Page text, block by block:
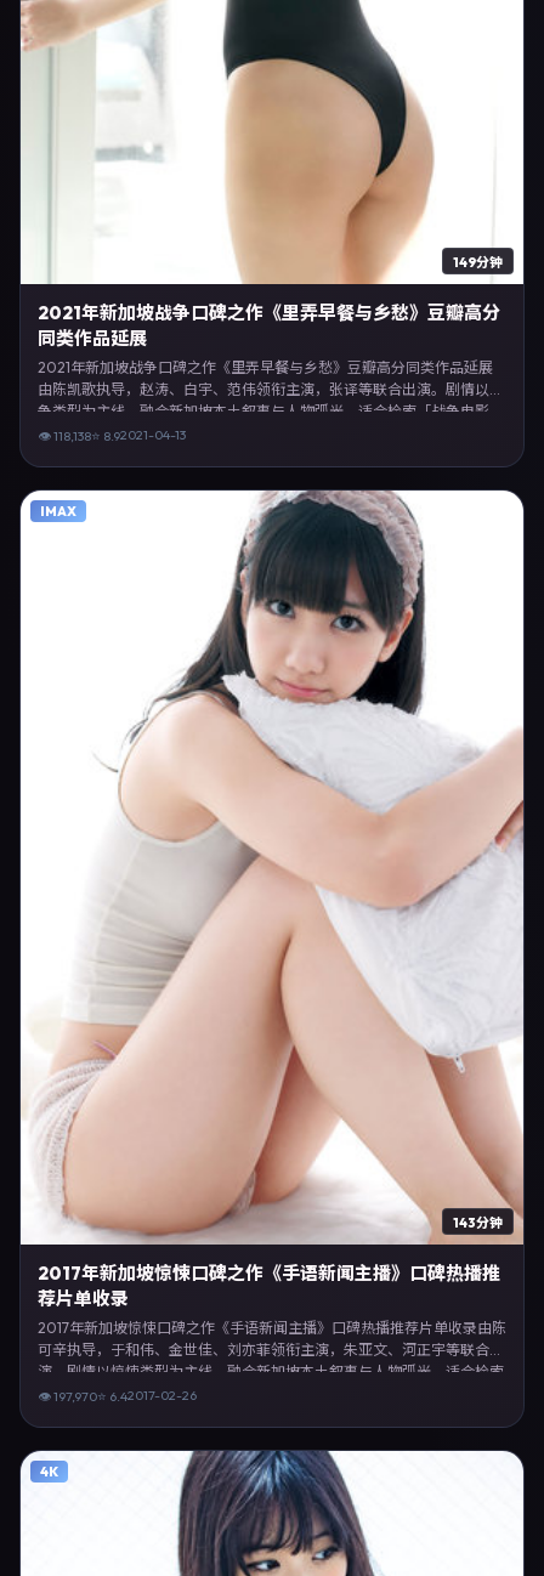
149分钟
2021年新加坡战争口碑之作《里弄早餐与乡愁》豆瓣高分
同类作品延展
2021年新加坡战争口碑之作《里弄早餐与乡愁》豆瓣高分同类作品延展
由陈凯歌执导，赵涛、白宇、范伟领衔主演，张译等联合出演。剧情以战
争类型为主线，融合新加坡本土叙事与人物弧光，适合检索「战争电影
新加坡 陈凯歌 赵涛」等关键词的观众。2021年4月13日新加坡首映礼举
👁118,138⭐ 8.92021-04-13
IMAX
143分钟
2017年新加坡惊悚口碑之作《手语新闻主播》口碑热播推
荐片单收录
2017年新加坡惊悚口碑之作《手语新闻主播》口碑热播推荐片单收录由陈
可辛执导，于和伟、金世佳、刘亦菲领衔主演，朱亚文、河正宇等联合出
演。剧情以惊悚类型为主线，融合新加坡本土叙事与人物弧光，适合检索
「惊悚电影 新加坡 陈可辛 于和伟」等关键词的观众。2017年2月26日起
材。
👁197,970⭐ 6.42017-02-26
4K